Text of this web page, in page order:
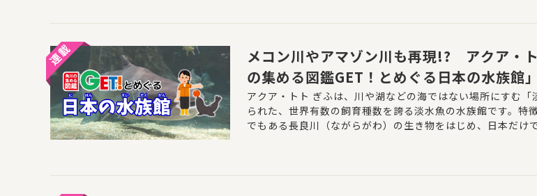
メコン川やアマゾン川も再現!? アクア・
の集める図鑑GET！とめぐる日本の水族館
アクア・トト ぎふは、川や湖などの海ではない場所にすむ
られた、世界有数の飼育種数を誇る淡水魚の水族館です。特
でもある長良川（ながらがわ）の生き物をはじめ、日本だけ
ること。水族館は水辺の自然共生型テーマパーク「河川環境